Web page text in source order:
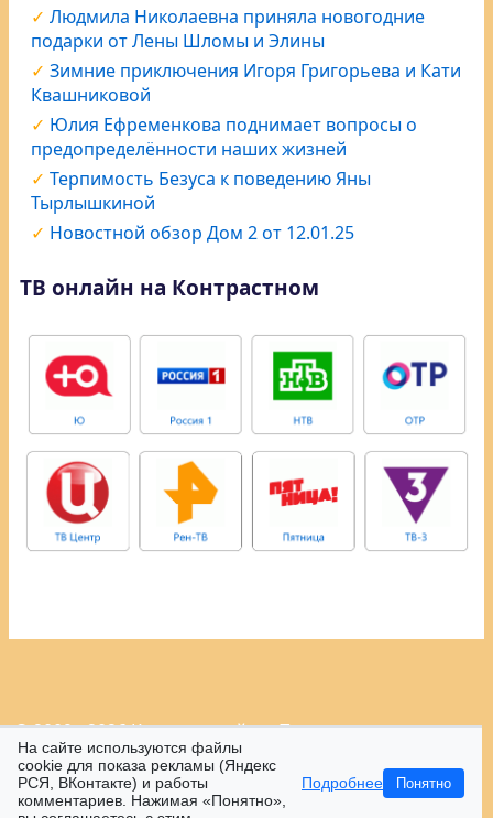
Людмила Николаевна приняла новогодние
подарки от Лены Шломы и Элины
Зимние приключения Игоря Григорьева и Кати
Квашниковой
Юлия Ефременкова поднимает вопросы о
предопределённости наших жизней
Терпимость Безуса к поведению Яны
Тырлышкиной
Новостной обзор Дом 2 от 12.01.25
ТВ онлайн на Контрастном
© 2009 - 2026 Контрастный.ру.Политика
конфиденциальности.
16+
На сайте используются файлы
cookie для показа рекламы (Яндекс
РСЯ, ВКонтакте) и работы
комментариев. Нажимая «Понятно»,
Подробнее Понятно